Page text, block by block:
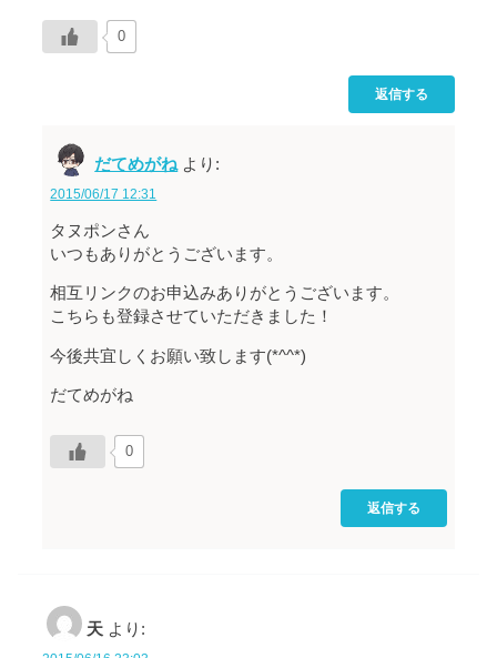
0
返信する
だてめがね より:
2015/06/17 12:31
タヌポンさん
いつもありがとうございます。
相互リンクのお申込みありがとうございます。
こちらも登録させていただきました！
今後共宜しくお願い致します(*^^*)
だてめがね
0
返信する
天 より: